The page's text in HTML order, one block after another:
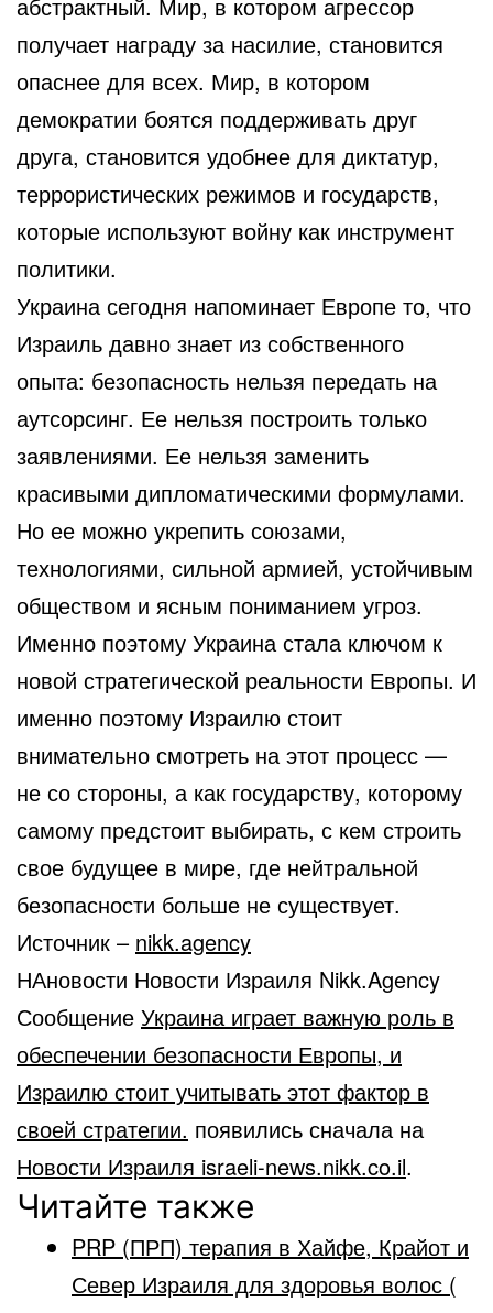
абстрактный. Мир, в котором агрессор
получает награду за насилие, становится
опаснее для всех. Мир, в котором
демократии боятся поддерживать друг
друга, становится удобнее для диктатур,
террористических режимов и государств,
которые используют войну как инструмент
политики.
Украина сегодня напоминает Европе то, что
Израиль давно знает из собственного
опыта: безопасность нельзя передать на
аутсорсинг. Ее нельзя построить только
заявлениями. Ее нельзя заменить
красивыми дипломатическими формулами.
Но ее можно укрепить союзами,
технологиями, сильной армией, устойчивым
обществом и ясным пониманием угроз.
Именно поэтому Украина стала ключом к
новой стратегической реальности Европы. И
именно поэтому Израилю стоит
внимательно смотреть на этот процесс —
не со стороны, а как государству, которому
самому предстоит выбирать, с кем строить
свое будущее в мире, где нейтральной
безопасности больше не существует.
Источник – nikk.agency
НАновости Новости Израиля Nikk.Agency
Сообщение Украина играет важную роль в
обеспечении безопасности Европы, и
Израилю стоит учитывать этот фактор в
своей стратегии. появились сначала на
Новости Израиля israeli-news.nikk.co.il.
Читайте также
PRP (ПРП) терапия в Хайфе, Крайот и
Север Израиля для здоровья волос (